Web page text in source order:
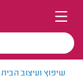
שיפוץ ועיצוב הבית